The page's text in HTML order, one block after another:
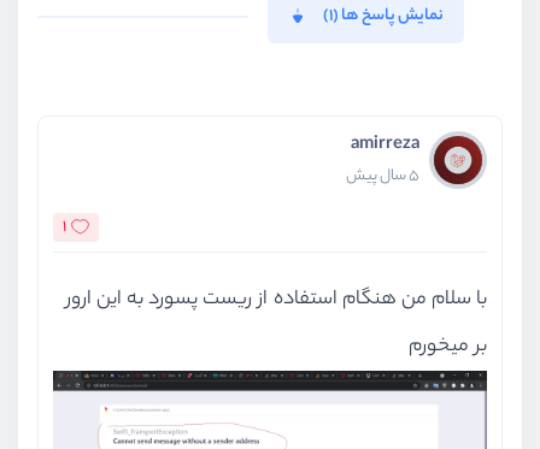
نمایش پاسخ ها (1)
amirreza
5 سال پیش
1
با سلام من هنگام استفاده از ریست پسورد به این ارور
بر میخورم